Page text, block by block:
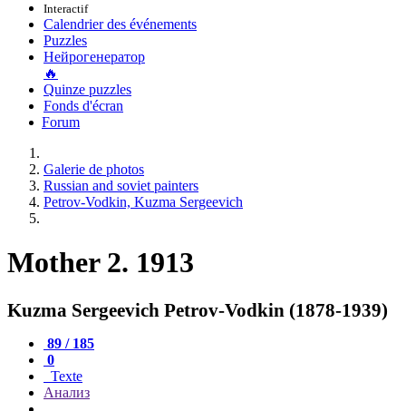
Interactif
Calendrier des événements
Puzzles
Нейрогенератор
🔥
Quinze puzzles
Fonds d'écran
Forum
Galerie de photos
Russian and soviet painters
Petrov-Vodkin, Kuzma Sergeevich
Mother 2. 1913
Kuzma Sergeevich Petrov-Vodkin (1878-1939)
89 / 185
0
Texte
Анализ